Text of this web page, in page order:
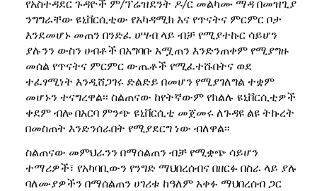
የአስተዳደር ጉዳዮች ም/ፕሬዝደንት ዶ/ር መልካሙ ማዳ በመዝጊያ
ንግግራቸው ዩኒቨርሲቲው የአካዳሚክ እና የጥናትና ምርምር ቦታ
እንደመሆኑ መጠን በንድፈ ሀሣብ ላይ ብቻ የሚያተኩር ሳይሆን
ያሉንን ውስን ሀብቶች በአግባቡ አሟጠን እንድንጠቀም የሚያግዙ
መሰል የጥናትና ምርምር ውጤቶች የሚፈተሹበትና ወደ
ተፈፃሚነት እንዲሸጋገሩ ድልድይ በመሆን የሚያገለግል ተቋም
መሆኑን ተናግረዋል፡፡ ስልጠናው ከየትኛውም የክልሉ ዩኒቨርሲቲዎች
ቀደም ብሎ በአርባ ምንጭ ዩኒቨርሲቲ መጀመሩ ለጉዳዩ ልዩ ትኩረት
በመስጠት እንድንሰራበት የሚያደርግ ነው ብለዋል፡፡
ስልጠናው መምህራንን በማሰልጠን ብቻ የሚቋጭ ሳይሆን
ተማሪዎች፣ የአካባቢውን የንግድ ማህበረሰብና በዘርፉ በስራ ላይ ያሉ
ባለሙያዎችን በማሰልጠን ሀገሪቱ ከዓለም አቀፉ ማህበረሰብ ጋር